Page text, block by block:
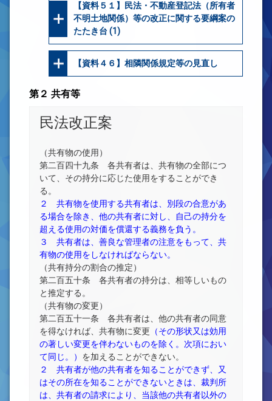
【資料５１】民法・不動産登記法（所有者
不明土地関係）等の改正に関する要綱案の
たたき台 (1)
【資料４６】相隣関係規定等の見直し
第２ 共有等
民法改正案
（共有物の使用）
第二百四十九条 各共有者は、共有物の全部につ
いて、その持分に応じた使用をすることができ
る。
２ 共有物を使用する共有者は、別段の合意があ
る場合を除き、他の共有者に対し、自己の持分を
超える使用の対価を償還する義務を負う。
３ 共有者は、善良な管理者の注意をもって、共
有物の使用をしなければならない。
（共有持分の割合の推定）
第二百五十条 各共有者の持分は、相等しいもの
と推定する。
（共有物の変更）
第二百五十一条 各共有者は、他の共有者の同意
を得なければ、共有物に変更 （その形状又は効用
の著しい変更を伴わないものを除く。次項におい
て同じ。） を加えることができない。
２ 共有者が他の共有者を知ることができず、又
はその所在を知ることができないときは、裁判所
は、共有者の請求により、当該他の共有者以外の